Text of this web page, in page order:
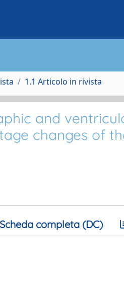
1.1 Articolo in rivista
and
changes of
Scheda completa (DC)